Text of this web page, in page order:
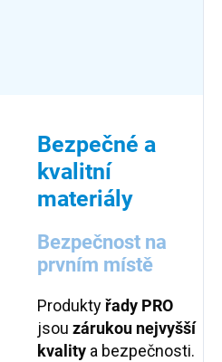
Bezpečné a
kvalitní
materiály
Bezpečnost na
prvním místě
Produktyřady PRO
jsou zárukou nejvyšší
kvality a bezpečnosti.